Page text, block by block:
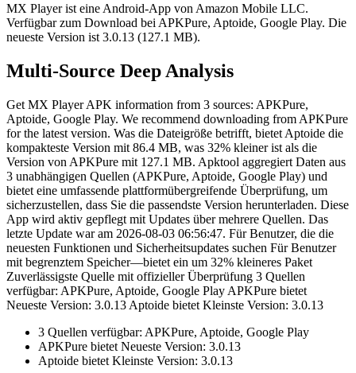
MX Player ist eine Android-App von Amazon Mobile LLC.
Verfügbar zum Download bei APKPure, Aptoide, Google Play. Die
neueste Version ist 3.0.13 (127.1 MB).
Multi-Source Deep Analysis
Get MX Player APK information from 3 sources: APKPure,
Aptoide, Google Play. We recommend downloading from APKPure
for the latest version. Was die Dateigröße betrifft, bietet Aptoide die
kompakteste Version mit 86.4 MB, was 32% kleiner ist als die
Version von APKPure mit 127.1 MB. Apktool aggregiert Daten aus
3 unabhängigen Quellen (APKPure, Aptoide, Google Play) und
bietet eine umfassende plattformübergreifende Überprüfung, um
sicherzustellen, dass Sie die passendste Version herunterladen. Diese
App wird aktiv gepflegt mit Updates über mehrere Quellen. Das
letzte Update war am 2026-08-03 06:56:47. Für Benutzer, die die
neuesten Funktionen und Sicherheitsupdates suchen Für Benutzer
mit begrenztem Speicher—bietet ein um 32% kleineres Paket
Zuverlässigste Quelle mit offizieller Überprüfung 3 Quellen
verfügbar: APKPure, Aptoide, Google Play APKPure bietet
Neueste Version: 3.0.13 Aptoide bietet Kleinste Version: 3.0.13
3 Quellen verfügbar: APKPure, Aptoide, Google Play
APKPure bietet Neueste Version: 3.0.13
Aptoide bietet Kleinste Version: 3.0.13